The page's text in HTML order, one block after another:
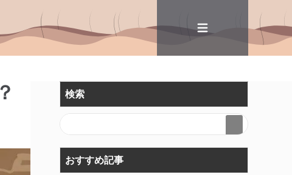
検索
おすすめ記事